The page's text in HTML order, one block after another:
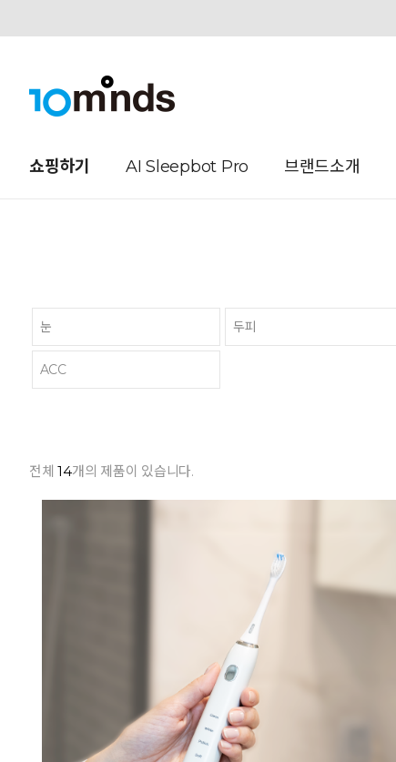
쇼핑하기 AI Sleepbot Pro 브랜드소개
눈 두피
ACC
전체14개의 제품이 있습니다.